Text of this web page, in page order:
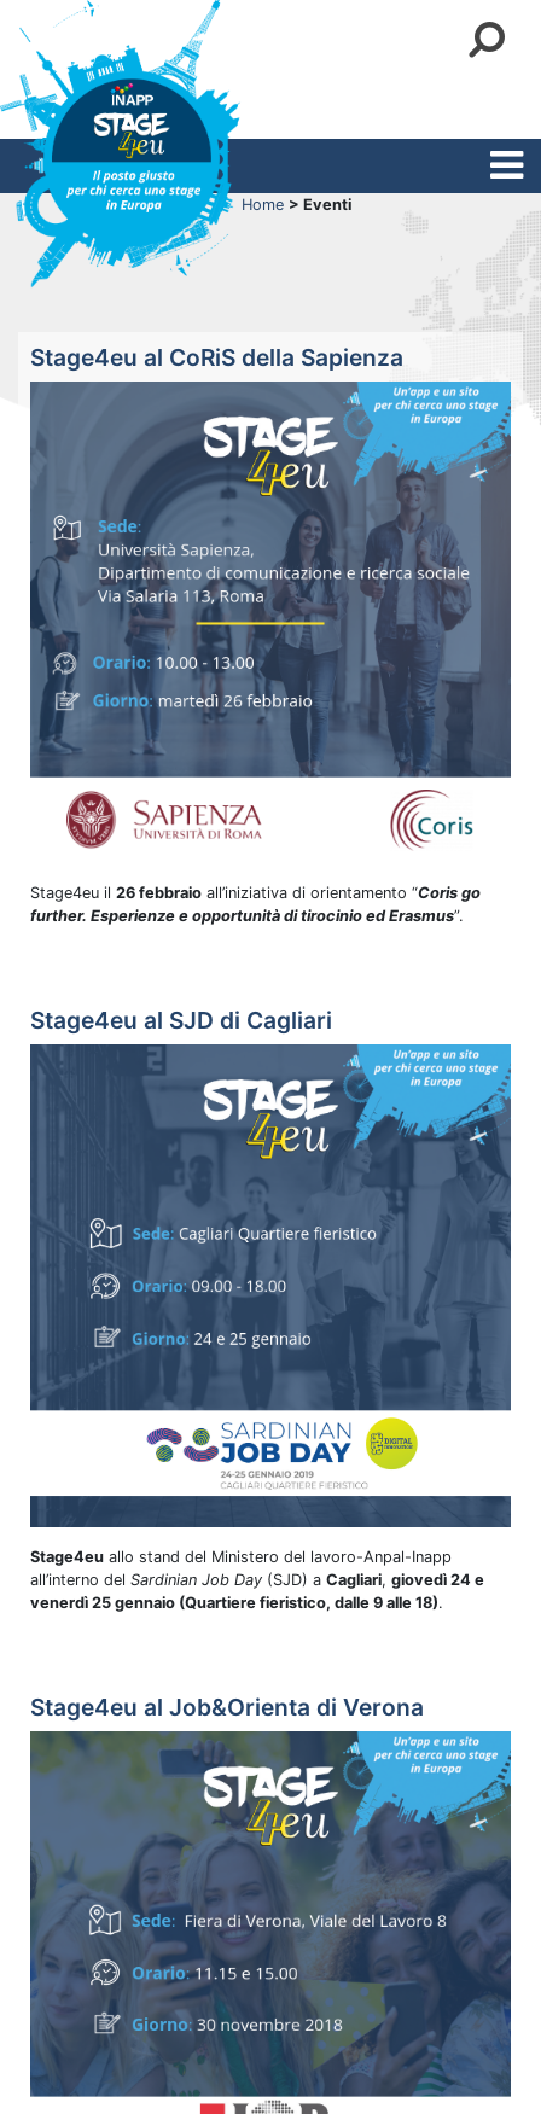
Home > Eventi
Stage4eu al CoRiS della Sapienza
Stage4eu il 26 febbraio all’iniziativa di orientamento “Coris go
further. Esperienze e opportunità di tirocinio ed Erasmus”.
Stage4eu al SJD di Cagliari
Stage4eu allo stand del Ministero del lavoro-Anpal-Inapp
all’interno del Sardinian Job Day (SJD) a Cagliari, giovedì 24 e
venerdì 25 gennaio (Quartiere fieristico, dalle 9 alle 18).
Stage4eu al Job&Orienta di Verona